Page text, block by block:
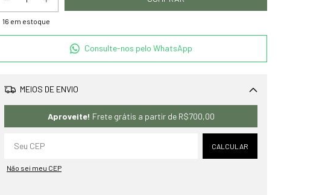
16 em estoque
Consulte-nos pelo WhatsApp
MEIOS DE ENVIO
Aproveite! Frete grátis a partir de R$700,00
CALCULAR
Não sei meu CEP